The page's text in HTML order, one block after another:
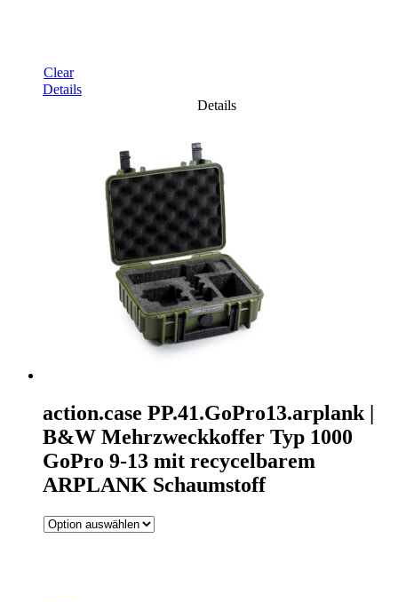
Clear
Details
Details
action.case PP.41.GoPro13.arplank |
B&W Mehrzweckkoffer Typ 1000
GoPro 9-13 mit recycelbarem
ARPLANK Schaumstoff